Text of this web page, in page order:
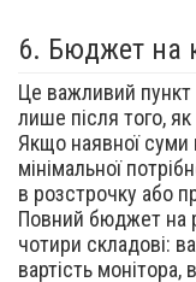
6. Бюджет на
Це важливий
лише після того,
Якщо наявної суми
мінімальної
в розстрочку або
Повний бюджет на
чотири складові:
вартість монітора,